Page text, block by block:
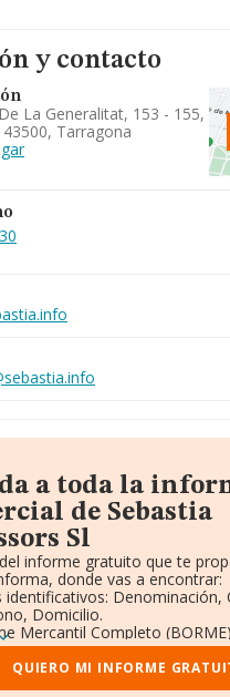
y contacto
La Generalitat, 153 - 155,
Tarragona
a toda la
de Sebastia
Sl
informe gratuito que te
donde vas a encontrar:
identificativos: Denominación,
Domicilio.
Mercantil Completo
de Evolución Ventas y
de Administración y
y Ejecutivos.
QUIERO MI INFORME